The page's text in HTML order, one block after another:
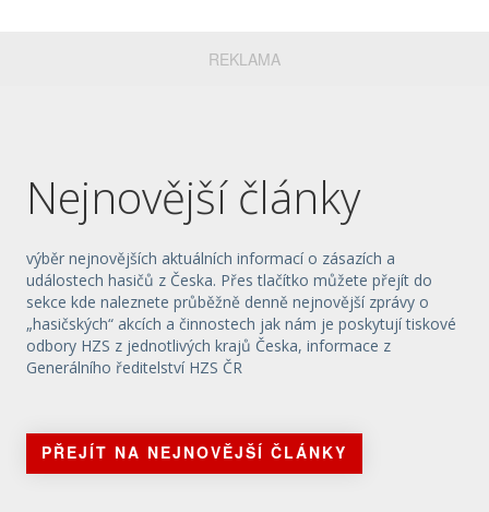
REKLAMA
Nejnovější články
výběr nejnovějších aktuálních informací o zásazích a
událostech hasičů z Česka. Přes tlačítko můžete přejít do
sekce kde naleznete průběžně denně nejnovější zprávy o
„hasičských“ akcích a činnostech jak nám je poskytují tiskové
odbory HZS z jednotlivých krajů Česka, informace z
Generálního ředitelství HZS ČR
PŘEJÍT NA NEJNOVĚJŠÍ ČLÁNKY